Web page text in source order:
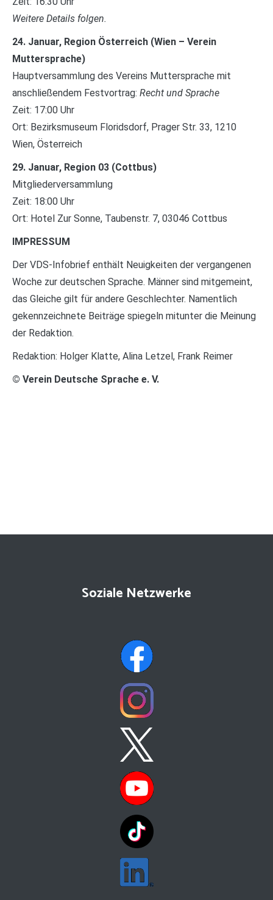
Weitere Details folgen.
24. Januar, Region Österreich (Wien – Verein
Muttersprache)
Hauptversammlung des Vereins Muttersprache mit
anschließendem Festvortrag: Recht und Sprache
Zeit: 17:00 Uhr
Ort: Bezirksmuseum Floridsdorf, Prager Str. 33, 1210
Wien, Österreich
29. Januar, Region 03 (Cottbus)
Mitgliederversammlung
Zeit: 18:00 Uhr
Ort: Hotel Zur Sonne, Taubenstr. 7, 03046 Cottbus
IMPRESSUM
Der VDS-Infobrief enthält Neuigkeiten der vergangenen
Woche zur deutschen Sprache. Männer sind mitgemeint,
das Gleiche gilt für andere Geschlechter. Namentlich
gekennzeichnete Beiträge spiegeln mitunter die Meinung
der Redaktion.
Redaktion: Holger Klatte, Alina Letzel, Frank Reimer
© Verein Deutsche Sprache e. V.
Soziale Netzwerke